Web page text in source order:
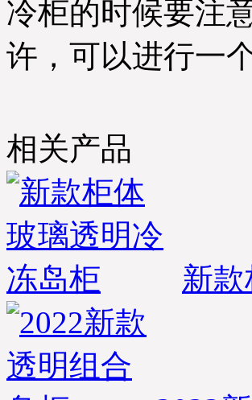
冷柜的时候要注
许，可以进行一
相关产品
新